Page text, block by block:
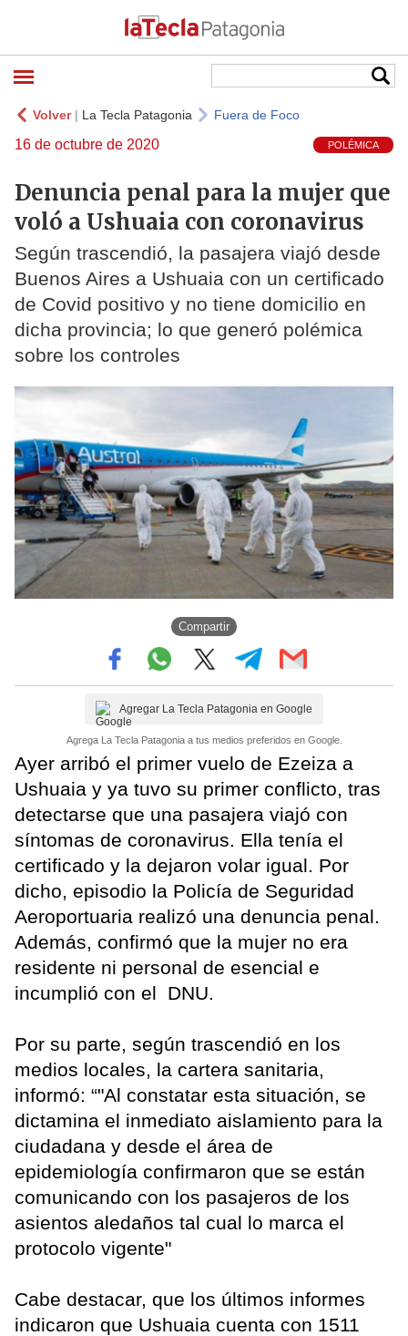
Volver| La Tecla Patagonia Fuera de Foco
16 de octubre de 2020 POLÉMICA
Denuncia penal para la mujer que
voló a Ushuaia con coronavirus
Según trascendió, la pasajera viajó desde
Buenos Aires a Ushuaia con un certificado
de Covid positivo y no tiene domicilio en
dicha provincia; lo que generó polémica
sobre los controles
Compartir
Agregar La Tecla Patagonia en Google
Agrega La Tecla Patagonia a tus medios preferidos en Google.
Ayer arribó el primer vuelo de Ezeiza a
Ushuaia y ya tuvo su primer conflicto, tras
detectarse que una pasajera viajó con
síntomas de coronavirus. Ella tenía el
certificado y la dejaron volar igual. Por
dicho, episodio la Policía de Seguridad
Aeroportuaria realizó una denuncia penal.
Además, confirmó que la mujer no era
residente ni personal de esencial e
incumplió con el DNU.
Por su parte, según trascendió en los
medios locales, la cartera sanitaria,
informó: “"Al constatar esta situación, se
dictamina el inmediato aislamiento para la
ciudadana y desde el área de
epidemiología confirmaron que se están
comunicando con los pasajeros de los
asientos aledaños tal cual lo marca el
protocolo vigente"
Cabe destacar, que los últimos informes
indicaron que Ushuaia cuenta con 1511